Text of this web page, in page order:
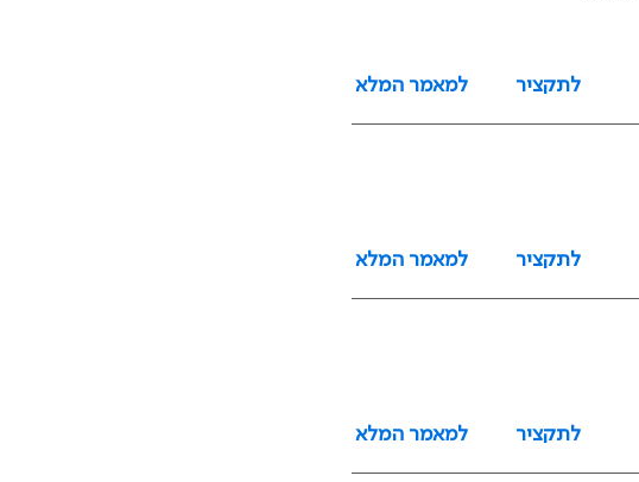
לתקציר
למאמר המלא
לתקציר
למאמר המלא
לתקציר
למאמר המלא